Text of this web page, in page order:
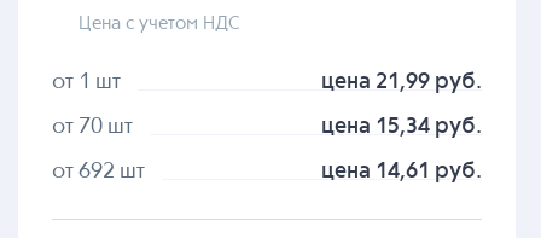
Цена с учетом НДС
от 1 шт цена 21,99 руб.
от 70 шт цена 15,34 руб.
от 692 шт цена 14,61 руб.